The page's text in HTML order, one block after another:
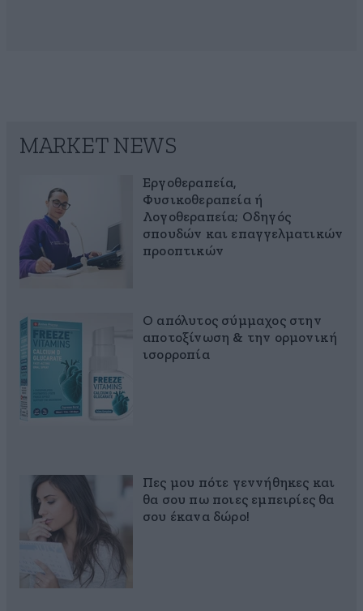
MARKET NEWS
Εργοθεραπεία,
Φυσικοθεραπεία ή
Λογοθεραπεία; Οδηγός
σπουδών και επαγγελματικών
προοπτικών
Ο απόλυτος σύμμαχος στην
αποτοξίνωση & την ορμονική
ισορροπία
Πες μου πότε γεννήθηκες και
θα σου πω ποιες εμπειρίες θα
σου έκανα δώρο!